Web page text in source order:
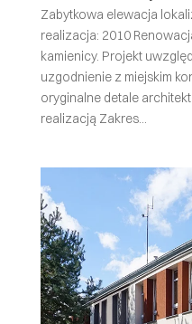
Zabytkowa elewacja
realizacja: 2010
kamienicy. Projekt
uzgodnienie z miejskim
oryginalne detale
realizacją Zakres...